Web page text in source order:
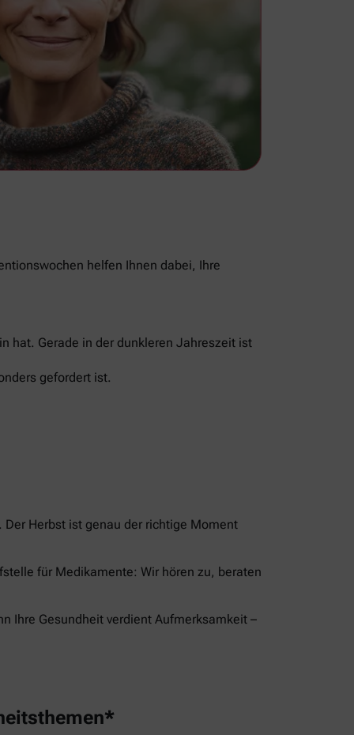
helfen Ihnen dabei, Ihre
hat. Gerade in der dunkleren Jahreszeit ist
gefordert ist.
Herbst ist genau der richtige Moment
für Medikamente: Wir hören zu, beraten
Ihre Gesundheit verdient Aufmerksamkeit –